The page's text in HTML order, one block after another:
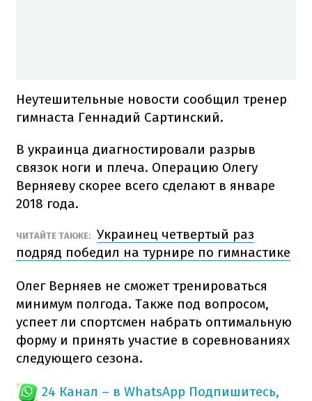
Неутешительные новости сообщил тренер
гимнаста Геннадий Сартинский.
В украинца диагностировали разрыв
связок ноги и плеча. Операцию Олегу
Верняеву скорее всего сделают в январе
2018 года.
ЧИТАЙТЕ ТАКЖЕ: Украинец четвертый раз
подряд победил на турнире по гимнастике
Олег Верняев не сможет тренироваться
минимум полгода. Также под вопросом,
успеет ли спортсмен набрать оптимальную
форму и принять участие в соревнованиях
следующего сезона.
24 Канал – в WhatsApp Подпишитесь,